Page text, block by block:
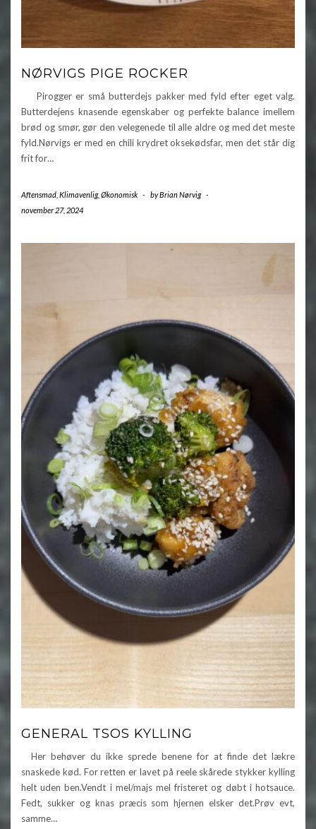
NØRVIGS PIGE ROCKER
Pirogger er små butterdejs pakker med fyld efter eget valg.
Butterdejens knasende egenskaber og perfekte balance imellem
brød og smør, gør den velegenede til alle aldre og med det meste
fyld.Nørvigs er med en chili krydret oksekødsfar, men det står dig
frit for…
Aftensmad Klimavenlig, Økonomisk - byBrian Nørvig -
november 27, 2024
GENERAL TSOS KYLLING
Her behøver du ikke sprede benene for at finde det lækre
snaskede kød. For retten er lavet på reele skårede stykker kylling
helt uden ben.Vendt i mel/majs mel fristeret og døbt i hotsauce.
Fedt, sukker og knas præcis som hjernen elsker det.Prøv evt,
samme…